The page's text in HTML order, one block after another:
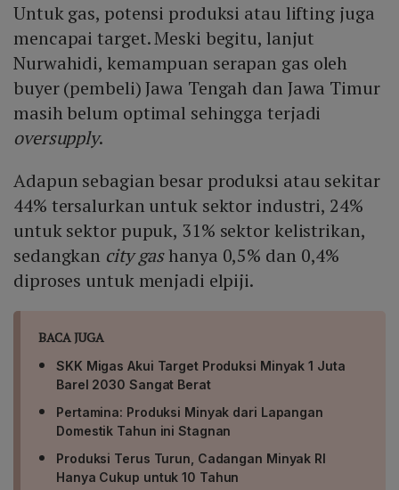
Untuk gas, potensi produksi atau lifting juga
mencapai target. Meski begitu, lanjut
Nurwahidi, kemampuan serapan gas oleh
buyer (pembeli) Jawa Tengah dan Jawa Timur
masih belum optimal sehingga terjadi
oversupply.
Adapun sebagian besar produksi atau sekitar
44% tersalurkan untuk sektor industri, 24%
untuk sektor pupuk, 31% sektor kelistrikan,
sedangkan city gashanya 0,5% dan 0,4%
diproses untuk menjadi elpiji.
BACA JUGA
SKK Migas Akui Target Produksi Minyak 1 Juta
Barel 2030 Sangat Berat
Pertamina: Produksi Minyak dari Lapangan
Domestik Tahun ini Stagnan
Produksi Terus Turun, Cadangan Minyak RI
Hanya Cukup untuk 10 Tahun